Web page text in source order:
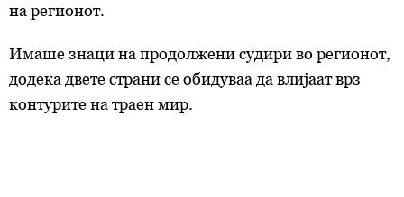
на регионот.
Имаше знаци на продолжени судири во регионот,
додека двете страни се обидуваа да влијаат врз
контурите на траен мир.